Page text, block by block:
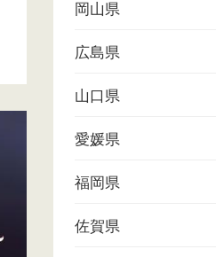
岡山県
広島県
山口県
愛媛県
福岡県
佐賀県